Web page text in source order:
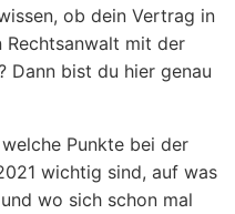
ob dein Vertrag in
Rechtsanwalt mit der
Dann bist du hier genau
Punkte bei der
wichtig sind, auf was
wo sich schon mal